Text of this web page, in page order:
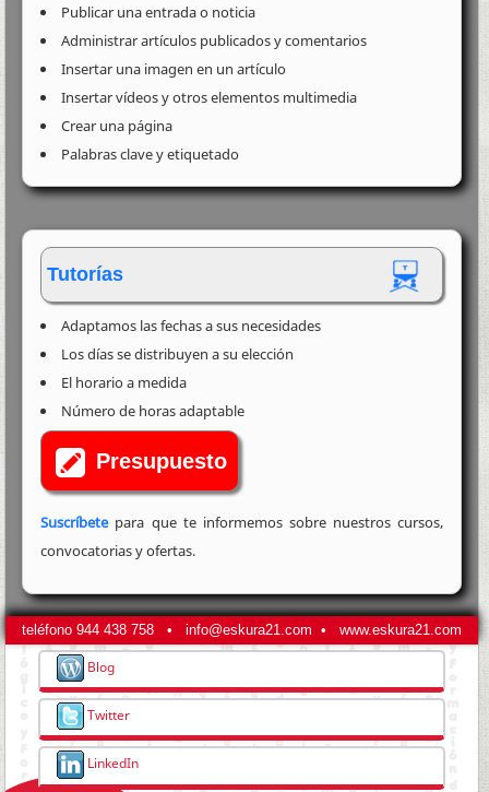
Publicar una entrada o noticia
Administrar artículos publicados y comentarios
Insertar una imagen en un artículo
Insertar vídeos y otros elementos multimedia
Crear una página
Palabras clave y etiquetado
Tutorías
Adaptamos las fechas a sus necesidades
Los días se distribuyen a su elección
El horario a medida
Número de horas adaptable
Presupuesto
Suscríbetepara que te informemos sobre nuestros cursos,
convocatorias y ofertas.
teléfono944 438 758 •info@eskura21.com •www.eskura21.com
Blog
Twitter
LinkedIn